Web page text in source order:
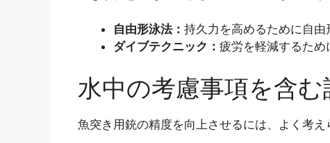
自由形泳法： 持久力を高めるために自由
ダイブテクニック： 疲労を軽減するため
水中の考慮事項を含
魚突き用銃の精度を向上させるには、よく考